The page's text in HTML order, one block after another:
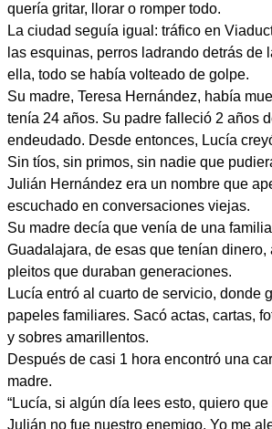
quería gritar, llorar o romper todo.
La ciudad seguía igual: tráfico en
las esquinas, perros ladrando detrás de
ella, todo se había volteado de golpe.
Su madre, Teresa Hernández, había
tenía 24 años. Su padre falleció 2 años
endeudado. Desde entonces, Lucía
Sin tíos, sin primos, sin nadie que
Julián Hernández era un nombre que
escuchado en conversaciones viejas.
Su madre decía que venía de una
Guadalajara, de esas que tenían
pleitos que duraban generaciones.
Lucía entró al cuarto de servicio, donde
papeles familiares. Sacó actas, cartas,
y sobres amarillentos.
Después de casi 1 hora encontró una
madre.
“Lucía, si algún día lees esto, quiero
Julián no fue nuestro enemigo. Yo me